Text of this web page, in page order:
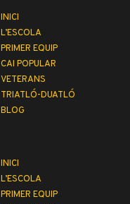
INICI
L’ESCOLA
PRIMER EQUIP
CAI POPULAR
VETERANS
TRIATLÓ-DUATLÓ
BLOG
INICI
L’ESCOLA
PRIMER EQUIP